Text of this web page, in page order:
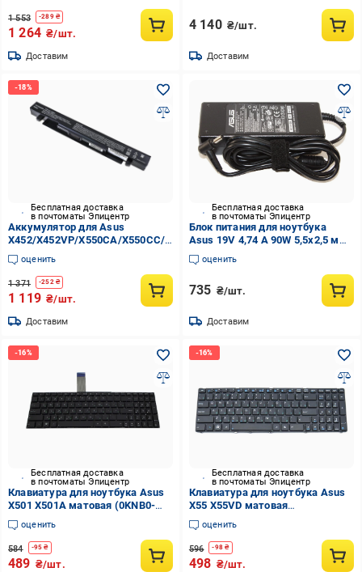
1 553 -289₴
1 264 ₴/шт.
Доставим
4 140 ₴/шт.
Доставим
Бесплатная доставка
в почтоматы Эпицентр
Аккумулятор для Asus
X452/X452VP/X550CA/X550CC/R409LDV
(A41-X550A)
оценить
1 371 -252₴
1 119 ₴/шт.
Доставим
Бесплатная доставка
в почтоматы Эпицентр
Блок питания для ноутбука
Asus 19V 4,74 A 90W 5,5х2,5 мм
220B (1427443141)
оценить
735 ₴/шт.
Доставим
Бесплатная доставка
в почтоматы Эпицентр
Клавиатура для ноутбука Asus
X501 X501A матовая (0KNB0-
610ARU00)
оценить
584 -95 ₴
489 ₴/шт.
Бесплатная доставка
в почтоматы Эпицентр
Клавиатура для ноутбука Asus
X55 X55VD матовая
(04GNV32KRU00)
оценить
596 -98 ₴
498 ₴/шт.